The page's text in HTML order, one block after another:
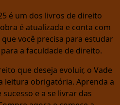
é um dos livros de direito
é atualizada e conta com
você precisa para estudar
a faculdade de direito.
que deseja evoluir, o Vade
leitura obrigatória. Aprenda a
e a se livrar das